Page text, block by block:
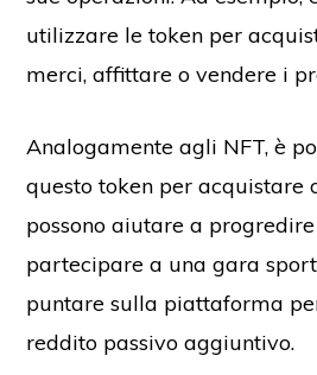
utilizzare le token per
merci, affittare o vendere i
Analogamente agli NFT, è
questo token per acquistare
possono aiutare a
partecipare a una gara
puntare sulla piattaforma
reddito passivo aggiuntivo.